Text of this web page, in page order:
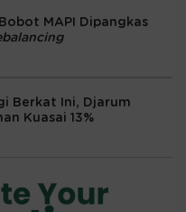
MAPI Dipangkas
Berkat Ini, Djarum
Kuasai 13%